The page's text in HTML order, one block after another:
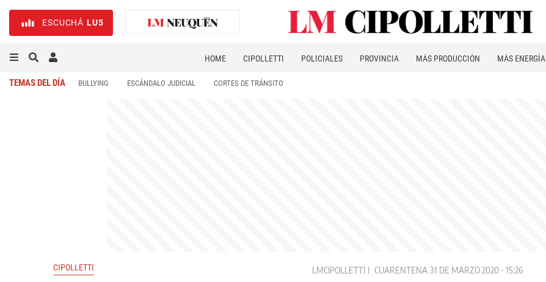
ESCUCHÁ LU5
HOME CIPOLLETTI POLICIALES PROVINCIA MÁS PRODUCCIÓN MÁS ENERGÍA
TEMAS DEL DÍA BULLYING ESCÁNDALO JUDICIAL CORTES DE TRÁNSITO
CIPOLLETTI LMCIPOLLETTI CUARENTENA 31 DE MARZO 2020 - 15:26